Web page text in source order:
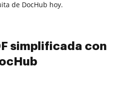
de DocHub hoy.
simplificada con